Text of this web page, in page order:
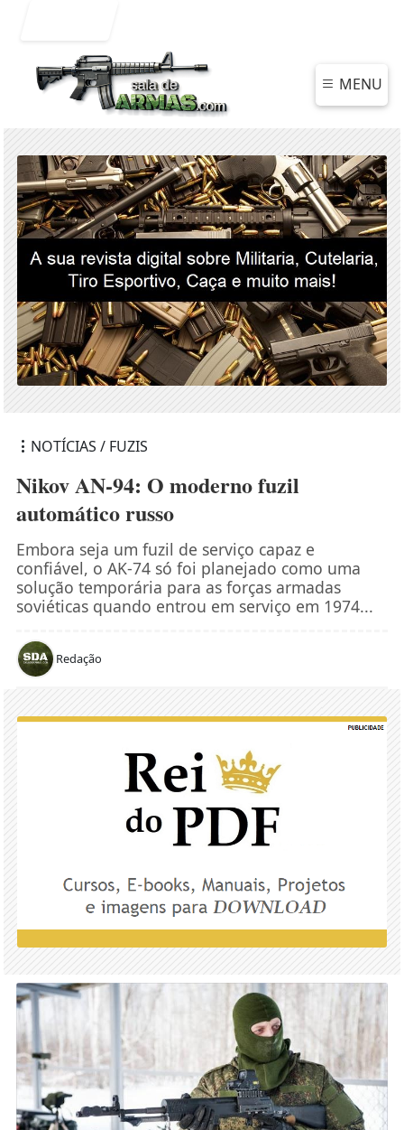
MENU
NOTÍCIAS / FUZIS
Nikov AN-94: O moderno fuzil
automático russo
Embora seja um fuzil de serviço capaz e
confiável, o AK-74 só foi planejado como uma
solução temporária para as forças armadas
soviéticas quando entrou em serviço em 1974...
Redação